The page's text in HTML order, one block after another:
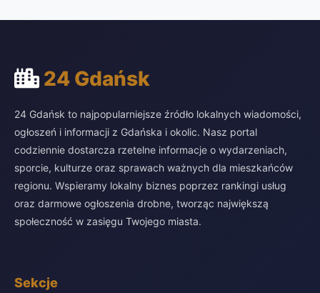
24 Gdańsk
24 Gdańsk to najpopularniejsze źródło lokalnych wiadomości,
ogłoszeń i informacji z Gdańska i okolic. Nasz portal
codziennie dostarcza rzetelne informacje o wydarzeniach,
sporcie, kulturze oraz sprawach ważnych dla mieszkańców
regionu. Wspieramy lokalny biznes poprzez rankingi usług
oraz darmowe ogłoszenia drobne, tworząc największą
społeczność w zasięgu Twojego miasta.
Sekcje